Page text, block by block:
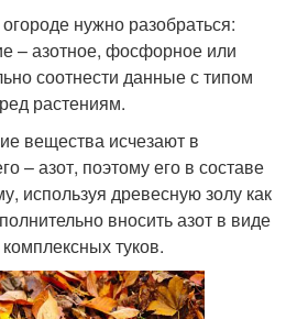
нужно разобраться:
– азотное, фосфорное или
соотнести данные с типом
растениям.
вещества исчезают в
– азот, поэтому его в составе
используя древесную золу как
вносить азот в виде
туков.